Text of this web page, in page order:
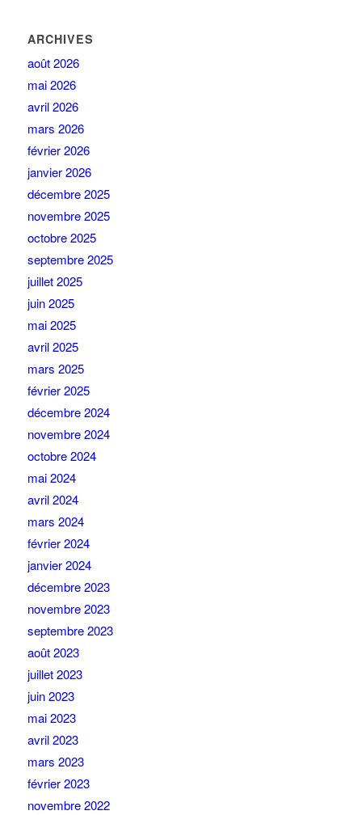
ARCHIVES
août 2026
mai 2026
avril 2026
mars 2026
février 2026
janvier 2026
décembre 2025
novembre 2025
octobre 2025
septembre 2025
juillet 2025
juin 2025
mai 2025
avril 2025
mars 2025
février 2025
décembre 2024
novembre 2024
octobre 2024
mai 2024
avril 2024
mars 2024
février 2024
janvier 2024
décembre 2023
novembre 2023
septembre 2023
août 2023
juillet 2023
juin 2023
mai 2023
avril 2023
mars 2023
février 2023
novembre 2022